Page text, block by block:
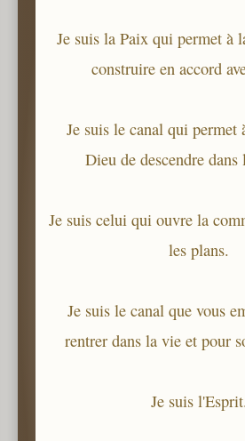
Je suis la Paix qui permet à
construire en accord
Je suis le canal qui permet
Dieu de descendre
Je suis celui qui ouvre la
les plans.
Je suis le canal que vous
rentrer dans la vie et pour
Je suis